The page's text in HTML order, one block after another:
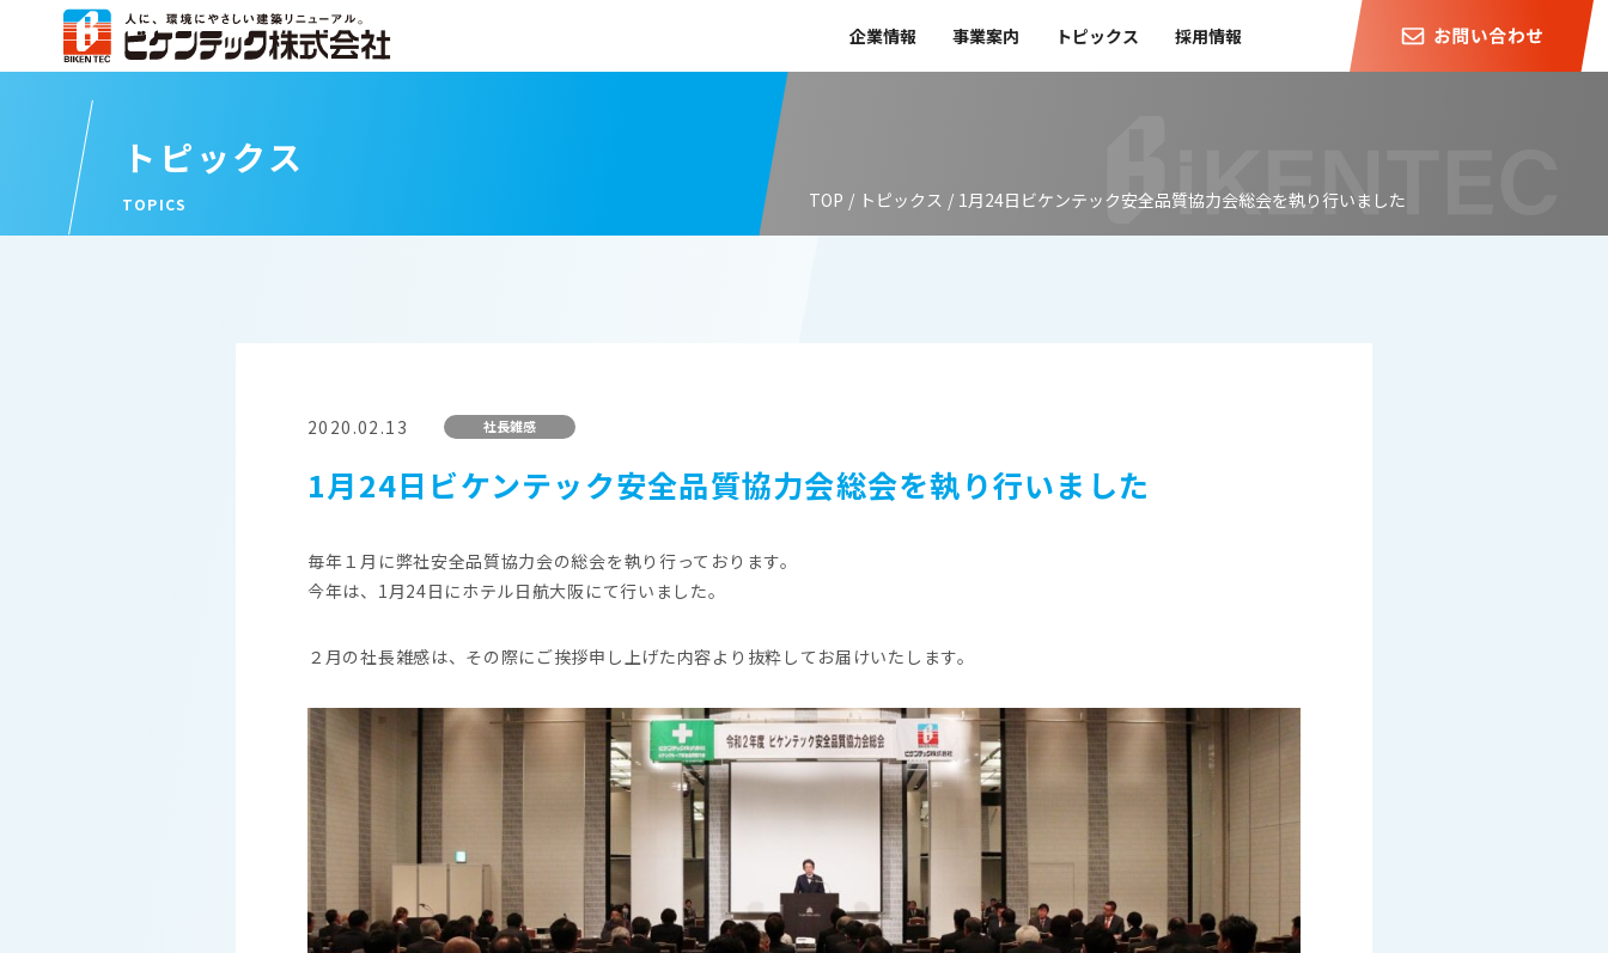
企業情報 事業案内 トピックス 採用情報
トピックス
TOPICS TOP / トピックス / 1月24日ビケンテック安全品質協力会総会を執り行いました
2020.02.13 社長雑感
1月24日ビケンテック安全品質協力会総会を執り行いました
毎年１月に弊社安全品質協力会の総会を執り行っております。
今年は、1月24日にホテル日航大阪にて行いました。
２月の社長雑感は、その際にご挨拶申し上げた内容より抜粋してお届けいたします。